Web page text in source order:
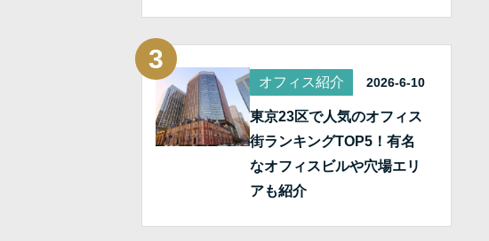
オフィス紹介 2026-6-10
東京23区で人気のオフィス
街ランキングTOP5！有名
なオフィスビルや穴場エリ
アも紹介